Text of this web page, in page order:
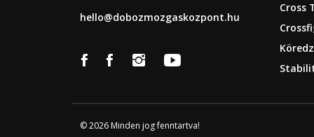
hello@dobozmozgaskozpont.hu
Cross
© 2026 Minden jog fenntartva!